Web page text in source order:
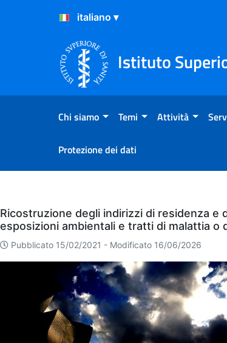
Salta al Contenuto
Salta al Footer
Istituto
Chi siamo Temi Attività
Protezione dei dati
Eventi
Ricostruzione degli indirizzi di residenza e
esposizioni ambientali e tratti di malattia o
Pubblicato 15/02/2021 - Modificato 16/06/2026